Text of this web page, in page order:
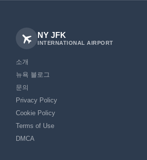
NY JFK
INTERNATIONAL AIRPORT
소개
뉴욕 블로그
문의
Privacy Policy
Cookie Policy
Terms of Use
DMCA